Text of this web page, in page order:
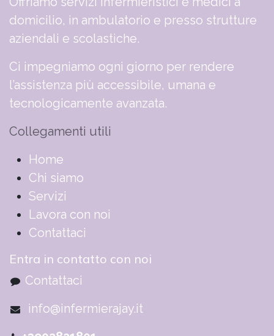
domicilio, in ambulatorio e presso strutture
aziendali e scolastiche.
Ci impegniamo ogni giorno per rendere
l’assistenza più accessibile, umana e
tecnologicamente avanzata.
Collegamenti utili
​​​​​​​​​​​​​​​​H​o​m​e
Chi siamo
Servizi
Lavora con noi
Contattaci
Entra in contatto con noi
Contattaci
info@infermierajay.it